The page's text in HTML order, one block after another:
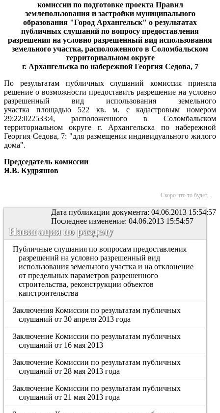
комиссии по подготовке проекта Правил
землепользования и застройки муниципального
образования "Город Архангельск" о результатах
публичных слушаний по вопросу предоставления
разрешения на условно разрешенный вид использования
земельного участка, расположенного в Соломбальском
территориальном округе
г. Архангельска по набережной Георгия Седова, 7
По результатам публичных слушаний комиссия приняла
решение о возможности предоставить разрешение на условно
разрешенный вид использования земельного
участка площадью 522 кв. м. с кадастровым номером
29:22:022533:4, расположенного в Соломбальском
территориальном округе г. Архангельска по набережной
Георгия Седова, 7: "для размещения индивидуального жилого
дома".
Председатель комиссии
Я.В. Кудряшов
Скоро что то будет...
Дата публикации документа: 04.06.2013 15:54:57
Последнее изменение: 04.06.2013 15:54:57
Навигация по разделу
Публичные слушания по вопросам предоставления
разрешений на условно разрешенный вид
использования земельного участка и на отклонение
от предельных параметров разрешенного
строительства, реконструкции объектов
капстроительства
Заключения Комиссии по результатам публичных
слушаний от 30 апреля 2013 года
Заключение Комиссии по результатам публичных
слушаний от 16 мая 2013
Заключение Комиссии по результатам публичных
слушаний от 28 мая 2013 года
Заключение Комиссии по результатам публичных
слушаний от 21 мая 2013 года